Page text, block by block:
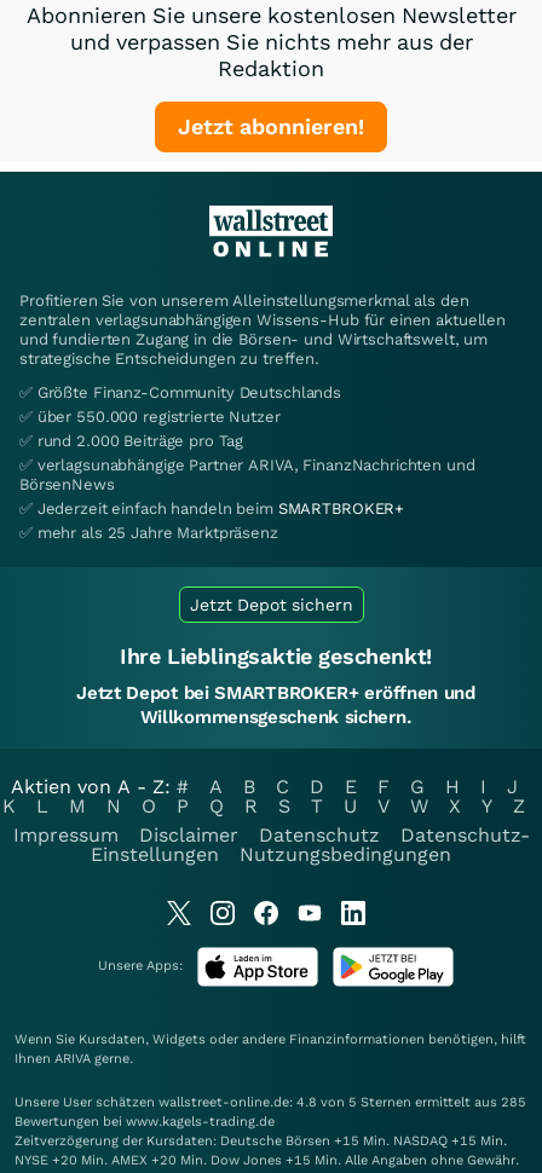
Abonnieren Sie unsere kostenlosen Newsletter
und verpassen Sie nichts mehr aus der
Redaktion
Jetzt abonnieren!
Profitieren Sie von unserem Alleinstellungsmerkmal als den
zentralen verlagsunabhängigen Wissens-Hub für einen aktuellen
und fundierten Zugang in die Börsen- und Wirtschaftswelt, um
strategische Entscheidungen zu treffen.
✅ Größte Finanz-Community Deutschlands
✅ über 550.000 registrierte Nutzer
✅ rund 2.000 Beiträge pro Tag
✅ verlagsunabhängige Partner ARIVA, FinanzNachrichten und
BörsenNews
✅ Jederzeit einfach handeln beim SMARTBROKER+
✅ mehr als 25 Jahre Marktpräsenz
Jetzt Depot sichern
Ihre Lieblingsaktie geschenkt!
Jetzt Depot bei SMARTBROKER+ eröffnen und
Willkommensgeschenk sichern.
Aktien von A - Z: # A B C D E F G H I
J
K
L M N O P Q R S T U V W X Y
Z
Impressum
Disclaimer Datenschutz
Datenschutz-
Einstellungen
Nutzungsbedingungen
Unsere Apps:
Wenn Sie Kursdaten, Widgets oder andere Finanzinformationen benötigen, hilft
Ihnen ARIVA gerne.
Unsere User schätzen wallstreet-online.de: 4.8 von 5 Sternen ermittelt aus 285
Bewertungen bei www.kagels-trading.de
Zeitverzögerung der Kursdaten: Deutsche Börsen +15 Min. NASDAQ +15 Min.
NYSE +20 Min. AMEX +20 Min. Dow Jones +15 Min. Alle Angaben ohne Gewähr.